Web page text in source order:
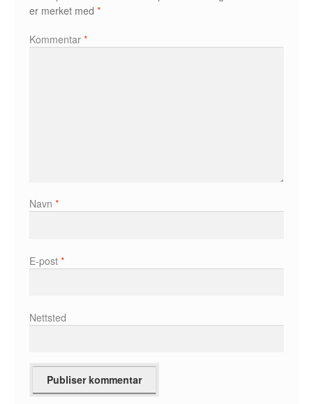
Bjørn Ousland
Christian Hartmann
Flu Hartberg
Henry Bronken
Jason
er merket med*
Kommentar*
Navn*
E-post*
Nettsted